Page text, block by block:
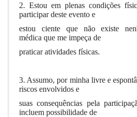
2. Estou em plenas condições
participar deste evento e
estou ciente que não existe
médica que me impeça de
praticar atividades físicas.
3. Assumo, por minha livre e
riscos envolvidos e
suas consequências pela
incluem possibilidade de